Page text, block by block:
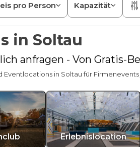
pro Person Kapazität
in Soltau
anfragen - Von Gratis-
in Soltau für
Erlebnislocation